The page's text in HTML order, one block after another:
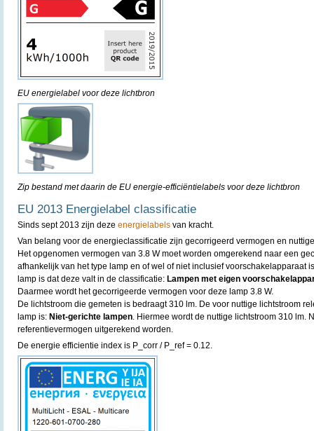
EU energielabel voor deze lichtbron
Zip bestand met daarin de EU energie-efficiëntielabels voor deze lichtbron
EU 2013 Energielabel classificatie
Sinds sept 2013 zijn deze energielabels van kracht.
Van belang voor de energieclassificatie zijn gecorrigeerd vermogen en
Het opgenomen vermogen van 3.8 W moet worden omgerekend naar een
afhankelijk van het type lamp en of wel of niet inclusief voorschakelapparaat
lamp is dat deze valt in de classificatie: Lampen met eigen
Daarmee wordt het gecorrigeerde vermogen voor deze lamp 3.8 W.
De lichtstroom die gemeten is bedraagt 310 lm. De voor nuttige lichtstroom
lamp is: Niet-gerichte lampen . Hiermee wordt de nuttige lichtstroom 310 lm.
referentievermogen uitgerekend worden.
De energie efficientie index is P_corr / P_ref = 0.12.